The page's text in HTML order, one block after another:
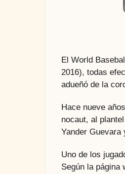
El World
2016), todas
adueñó de la
Hace nueve
nocaut, al
Yander Guevara
Uno de los
Según la página